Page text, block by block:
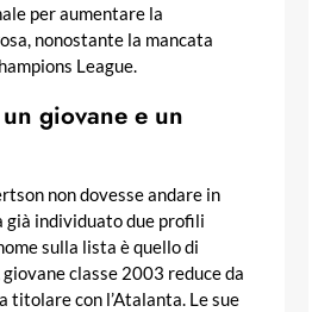
per aumentare la
nonostante la mancata
League.
giovane e un
non dovesse andare in
già individuato due profili
sulla lista è quello di
classe 2003 reduce da
titolare con l’Atalanta. Le sue